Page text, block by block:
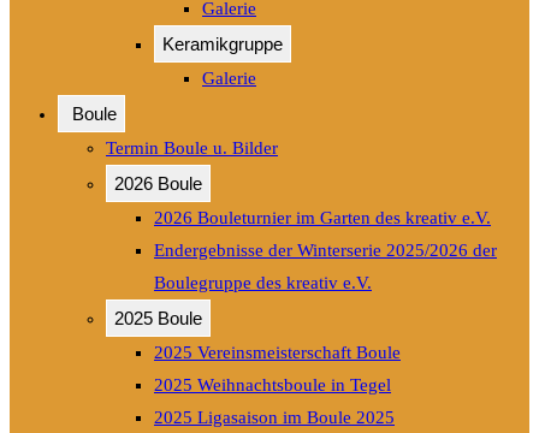
Galerie
Keramikgruppe
Galerie
Boule
Termin Boule u. Bilder
2026 Boule
2026 Bouleturnier im Garten des kreativ e.V.
Endergebnisse der Winterserie 2025/2026 der
Boulegruppe des kreativ e.V.
2025 Boule
2025 Vereinsmeisterschaft Boule
2025 Weihnachtsboule in Tegel
2025 Ligasaison im Boule 2025